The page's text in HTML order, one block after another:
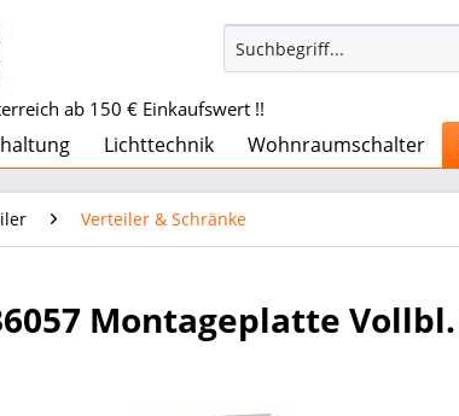
ab 150 € Einkaufswert !!
Lichttechnik Wohnraumschalter
Verteiler & Schränke
Montageplatte